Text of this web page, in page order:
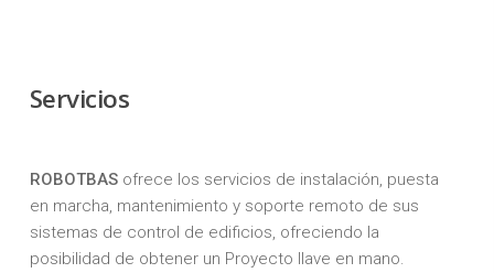
Servicios
ROBOTBASofrece los servicios de instalación, puesta
en marcha, mantenimiento y soporte remoto de sus
sistemas de control de edificios, ofreciendo la
posibilidad de obtener un Proyecto llave en mano.